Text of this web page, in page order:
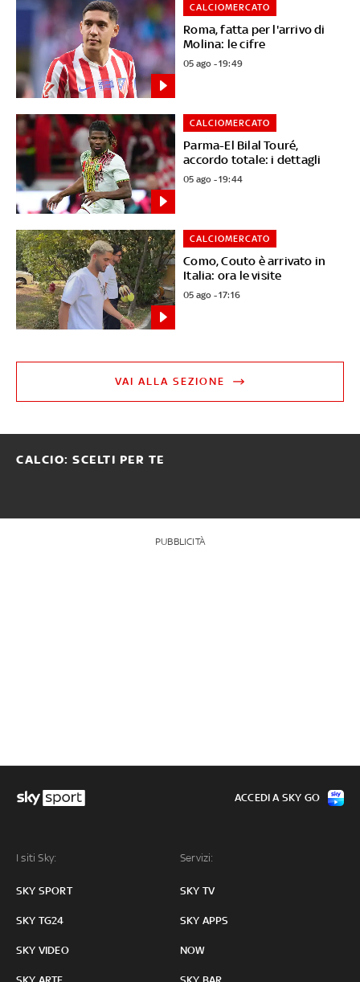
Roma, fatta per l'arrivo di
Molina: le cifre
CALCIOMERCATO
05 ago - 19:49
Parma-El Bilal Touré,
accordo totale: i dettagli
CALCIOMERCATO
05 ago - 19:44
Como, Couto è arrivato in
Italia: ora le visite
CALCIOMERCATO
05 ago - 17:16
VAI ALLA SEZIONE
CALCIO: SCELTI PER TE
PUBBLICITÀ
I siti Sky:
SKY SPORT
SKY TG24
SKY VIDEO
Servizi:
SKY TV
SKY APPS
NOW
ACCEDI A SKY GO